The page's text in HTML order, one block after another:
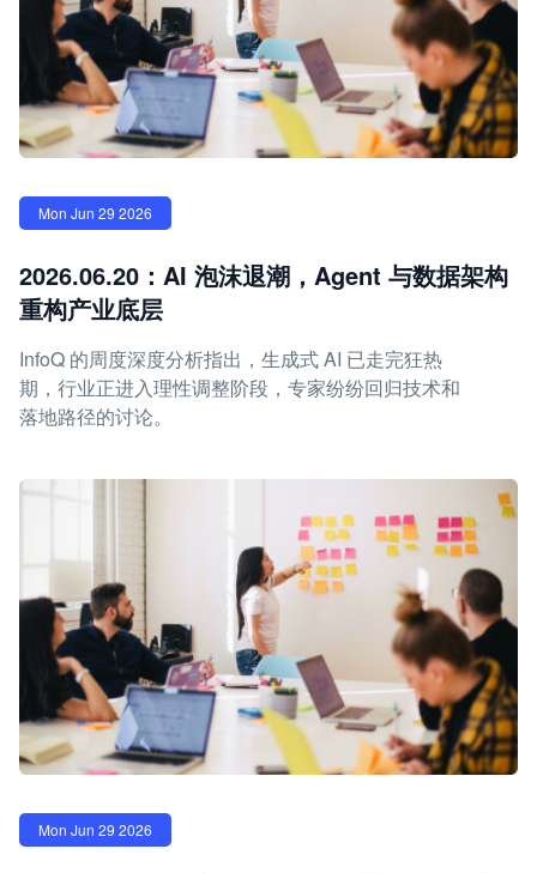
Mon Jun 29 2026
2026.06.20：AI 泡沫退潮，Agent 与数据架构
重构产业底层
InfoQ 的周度深度分析指出，生成式 AI 已走完狂热
期，行业正进入理性调整阶段，专家纷纷回归技术和
落地路径的讨论。
Mon Jun 29 2026